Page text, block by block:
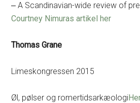
‒ A Scandinavian-wide review of
Courtney Nimuras artikel her
Thomas Grane
Limeskongressen 2015
Øl, pølser og romertidsarkæologi